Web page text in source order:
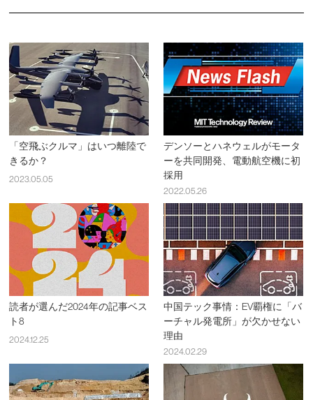
「空飛ぶクルマ」はいつ離陸で
きるか？
2023.05.05
デンソーとハネウェルがモータ
ーを共同開発、電動航空機に初
採用
2022.05.26
読者が選んだ2024年の記事ベス
ト8
2024.12.25
中国テック事情：EV覇権に「バ
ーチャル発電所」が欠かせない
理由
2024.02.29